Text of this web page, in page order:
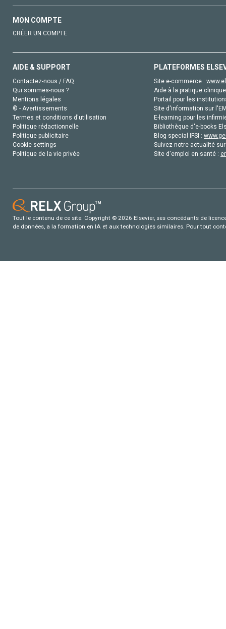
MON COMPTE
CRÉER UN COMPTE
AIDE & SUPPORT
Contactez-nous / FAQ
Qui sommes-nous ?
Mentions légales
© - Avertissements
Termes et conditions d'utilisation
Politique rédactionnelle
Politique publicitaire
Cookie settings
Politique de la vie privée
PLATEFORMES
Site e-commerce :
Aide à la pratique
Portail pour les
Site d'information sur
E-learning pour les
Bibliothèque d'e-books
Blog special IFSI :
Suivez notre actualité
Site d'emploi en santé :
Tout le contenu de ce site: Copyright © 2026 Elsevier, ses concédants de
de données, a la formation en IA et aux technologies similaires. Pour tout